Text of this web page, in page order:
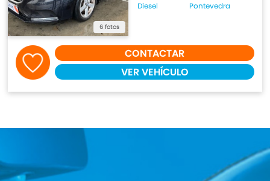
6 fotos
Diesel
Pontevedra
CONTACTAR
VER VEHÍCULO